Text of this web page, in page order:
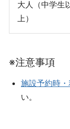
大人（中学生
上）
※注意事項
施設予約時
い。